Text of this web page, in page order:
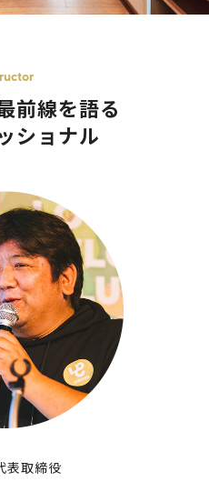
前線を語る
ショナル
表取締役